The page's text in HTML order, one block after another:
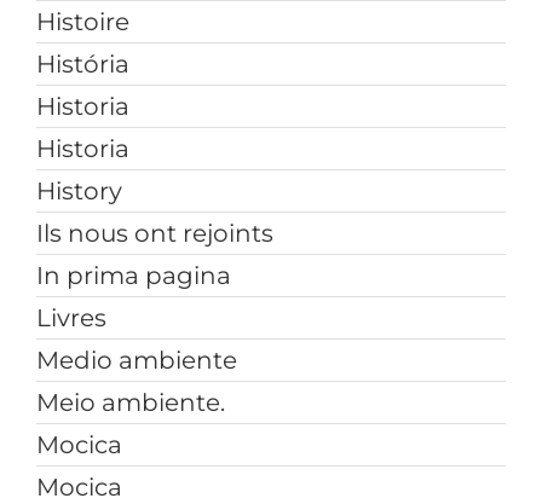
Histoire
História
Historia
Historia
History
Ils nous ont rejoints
In prima pagina
Livres
Medio ambiente
Meio ambiente.
Mocica
Mocica